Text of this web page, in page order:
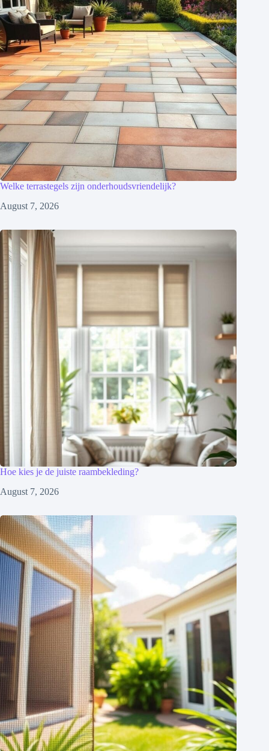
Welke terrastegels zijn onderhoudsvriendelijk?
August 7, 2026
Hoe kies je de juiste raambekleding?
August 7, 2026